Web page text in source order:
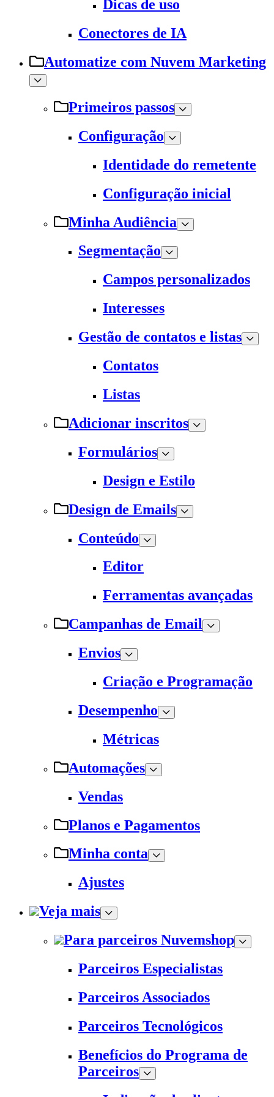
Dicas de uso
Conectores de IA
Automatize com Nuvem Marketing
Primeiros passos
Configuração
Identidade do remetente
Configuração inicial
Minha Audiência
Segmentação
Campos personalizados
Interesses
Gestão de contatos e listas
Contatos
Listas
Adicionar inscritos
Formulários
Design e Estilo
Design de Emails
Conteúdo
Editor
Ferramentas avançadas
Campanhas de Email
Envios
Criação e Programação
Desempenho
Métricas
Automações
Vendas
Planos e Pagamentos
Minha conta
Ajustes
Veja mais
Para parceiros Nuvemshop
Parceiros Especialistas
Parceiros Associados
Parceiros Tecnológicos
Benefícios do Programa de
Parceiros